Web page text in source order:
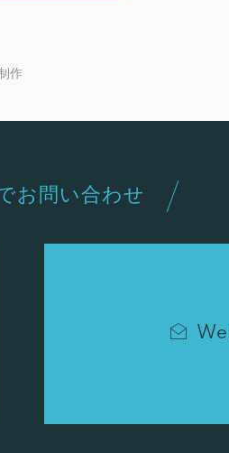
作
お問い合わせ